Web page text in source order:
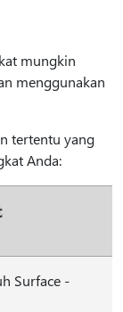
mungkin
menggunakan
tertentu yang
Anda:
Surface -